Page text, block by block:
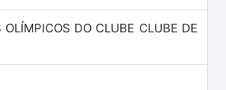
DO CLUBE CLUBE DE